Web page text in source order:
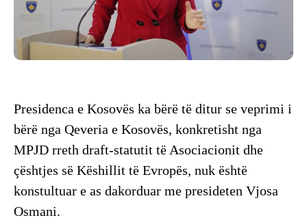
Presidenca e Kosovës ka bërë të ditur se veprimi i
bërë nga Qeveria e Kosovës, konkretisht nga
MPJD rreth draft-statutit të Asociacionit dhe
çështjes së Këshillit të Evropës, nuk është
konstultuar e as dakorduar me presideten Vjosa
Osmani.